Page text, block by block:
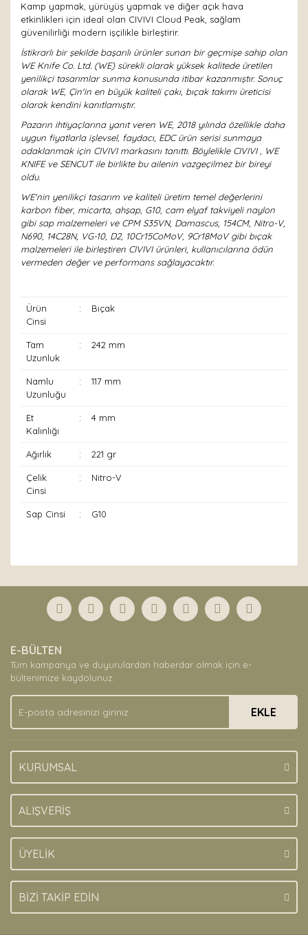
Kamp yapmak, yürüyüş yapmak ve diğer açık hava
etkinlikleri için ideal olan CIVIVI Cloud Peak, sağlam
güvenilirliği modern işçilikle birleştirir.
İstikrarlı bir şekilde başarılı ürünler sunan bir geçmişe sahip olan
WE Knife Co. Ltd. (WE) sürekli olarak yüksek kalitede üretilen
yenilikçi tasarımlar sunma konusunda itibar kazanmıştır. Sonuç
olarak WE, Çin'in en büyük kaliteli çakı, bıçak takımı üreticisi
olarak kendini kanıtlamıştır.
Pazarın ihtiyaçlarına yanıt veren WE, 2018 yılında özellikle daha
uygun fiyatlarla işlevsel, faydacı, EDC ürün serisi sunmaya
odaklanmak için CIVIVI markasını tanıttı. Böylelikle CIVIVI , WE
KNIFE ve SENCUT ile birlikte bu ailenin vazgeçilmez bir bireyi
oldu.
WE'nin yenilikçi tasarım ve kaliteli üretim temel değerlerini
karbon fiber, micarta, ahşap, G10, cam elyaf takviyeli naylon
gibi sap malzemeleri ve CPM S35VN, Damascus, 154CM, Nitro-V,
N690, 14C28N, VG-10, D2, 10Cr15CoMoV, 9Cr18MoV gibi bıçak
malzemeleri ile birleştiren CIVIVI ürünleri, kullanıcılarına ödün
vermeden değer ve performans sağlayacaktır.
Ürün
Cinsi
: Bıçak
Tam
Uzunluk
: 242 mm
Namlu
Uzunluğu
: 117 mm
Et
Kalınlığı
: 4 mm
Ağırlık : 221 gr
Çelik
Cinsi
: Nitro-V
Sap Cinsi : G10
Yorum Yaz
formunu kullanarak tarafımıza iletebilirsiniz.
Görüş ve önerileriniz için teşekkür ederiz.
Ürün açıklamasında eksik bilgiler bulunuyor.
Ürün bilgilerinde hatalar bulunuyor.
Ürün fiyatı diğer sitelerden daha pahalı.
Bu ürüne benzer farklı alternatifler olmalı.
E-BÜLTEN
Tüm kampanya ve duyurulardan haberdar olmak için e-
bültenimize kaydolunuz.
EKLE
KURUMSAL
ALIŞVERİŞ
ÜYELİK
BİZİ TAKİP EDİN